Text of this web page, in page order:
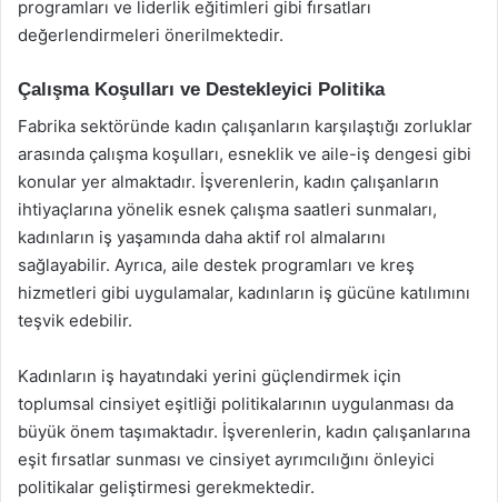
programları ve liderlik eğitimleri gibi fırsatları
değerlendirmeleri önerilmektedir.
Çalışma Koşulları ve Destekleyici Politika
Fabrika sektöründe kadın çalışanların karşılaştığı zorluklar
arasında çalışma koşulları, esneklik ve aile-iş dengesi gibi
konular yer almaktadır. İşverenlerin, kadın çalışanların
ihtiyaçlarına yönelik esnek çalışma saatleri sunmaları,
kadınların iş yaşamında daha aktif rol almalarını
sağlayabilir. Ayrıca, aile destek programları ve kreş
hizmetleri gibi uygulamalar, kadınların iş gücüne katılımını
teşvik edebilir.
Kadınların iş hayatındaki yerini güçlendirmek için
toplumsal cinsiyet eşitliği politikalarının uygulanması da
büyük önem taşımaktadır. İşverenlerin, kadın çalışanlarına
eşit fırsatlar sunması ve cinsiyet ayrımcılığını önleyici
politikalar geliştirmesi gerekmektedir.